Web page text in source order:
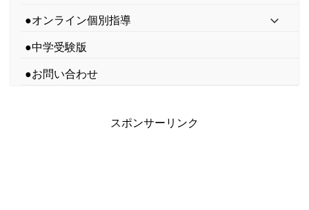
●オンライン個別指導
●中学受験版
●お問い合わせ
スポンサーリンク